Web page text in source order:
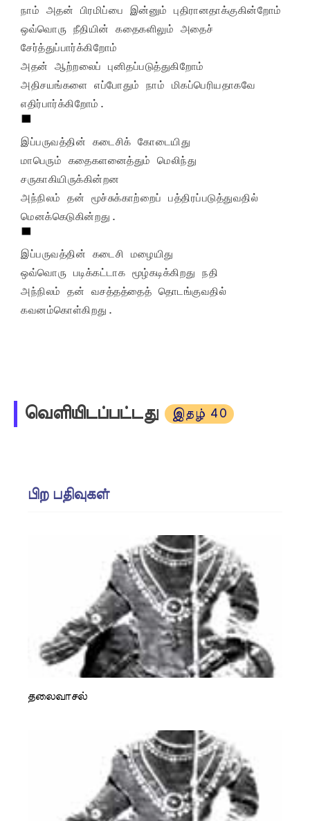
நாம் அதன் பிரமிப்பை இன்னும் புதிரானதாக்குகின்றோம்
ஒவ்வொரு நீதியின் கதைகளிலும் அதைச்
சேர்த்துப்பார்க்கிறோம்
அதன் ஆற்றலைப் புனிதப்படுத்துகிறோம்
அதிசயங்களை எப்போதும் நாம் மிகப்பெரியதாகவே
இப்பருவத்தின் கடைசிக் கோடையிது
மாபெரும் கதைகளனைத்தும் மெலிந்து
சருகாகியிருக்கின்றன
அந்நிலம் தன் மூச்சுக்காற்றைப் பத்திரப்படுத்துவதில்
இப்பருவத்தின் கடைசி மழையிது
ஒவ்வொரு படிக்கட்டாக மூழ்கடிக்கிறது நதி
அந்நிலம் தன் வசத்தத்தைத் தொடங்குவதில்
கவனம்கொள்கிறது.
வெளியிடப்பட்டது இதழ் 40
பிற பதிவுகள்
தலைவாசல்